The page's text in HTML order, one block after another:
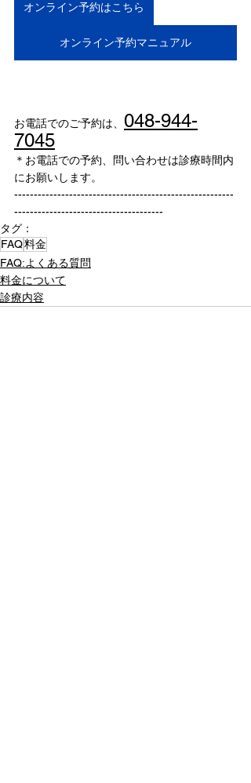
オンライン予約はこちら
オンライン予約マニュアル
お電話でのご予約は、 048-944-
7045
＊お電話での予約、問い合わせは診療時間内
にお願いします。
--------------------------------------------------------
--------------------------------------
タグ：
FAQ料金
FAQ:よくある質問
料金について
診療内容